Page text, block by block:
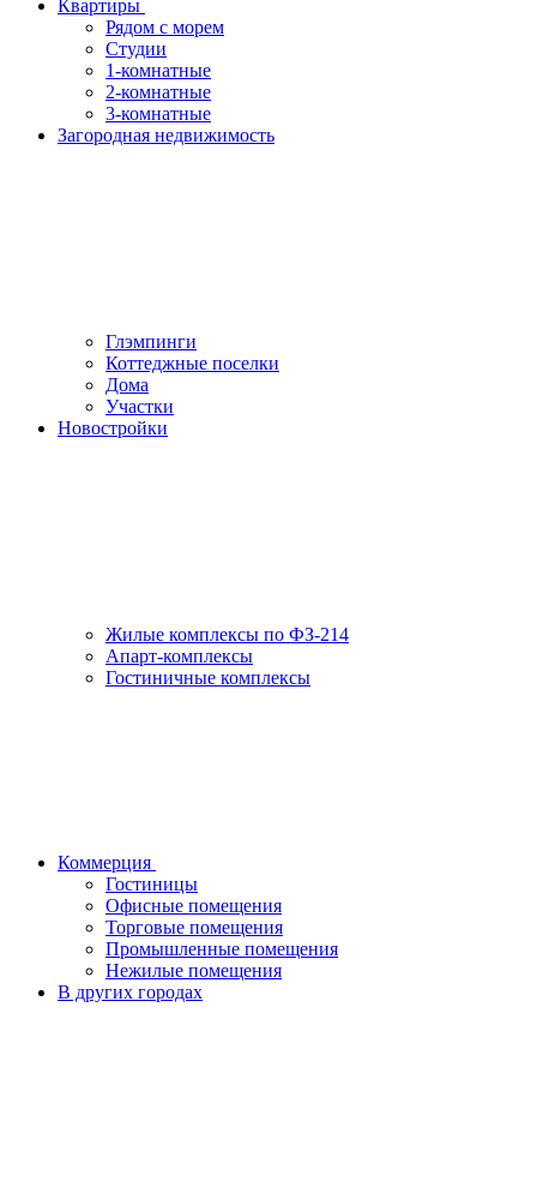
Квартиры
Рядом с морем
Студии
1-комнатные
2-комнатные
3-комнатные
Загородная недвижимость
Глэмпинги
Коттеджные поселки
Дома
Участки
Новостройки
Жилые комплексы по ФЗ-214
Апарт-комплексы
Гостиничные комплексы
Коммерция
Гостиницы
Офисные помещения
Торговые помещения
Промышленные помещения
Нежилые помещения
В других городах